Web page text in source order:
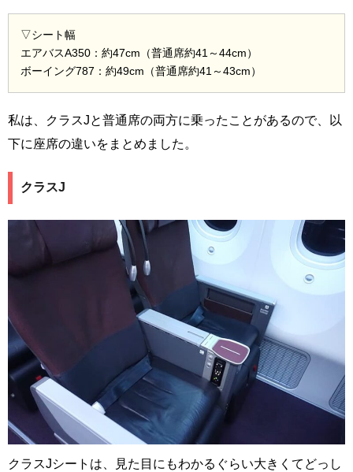
▽シート幅
エアバスA350：約47cm（普通席約41～44cm）
ボーイング787：約49cm（普通席約41～43cm）
私は、クラスJと普通席の両方に乗ったことがあるので、以
下に座席の違いをまとめました。
クラスJ
クラスJシートは、見た目にもわかるぐらい大きくてどっし